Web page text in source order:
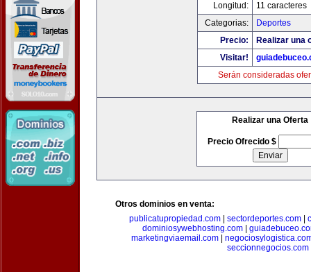
Longitud:
11 caracteres
Categorias:
Deportes
Precio:
Realizar una
Visitar!
Serán consideradas
Realizar una Oferta
Precio Ofrecido $
Otros dominios en venta:
publicatupropiedad.com
sectordeportes.com
dominiosywebhosting.com|
marketingviaemail.com|
seccionnegocios.com